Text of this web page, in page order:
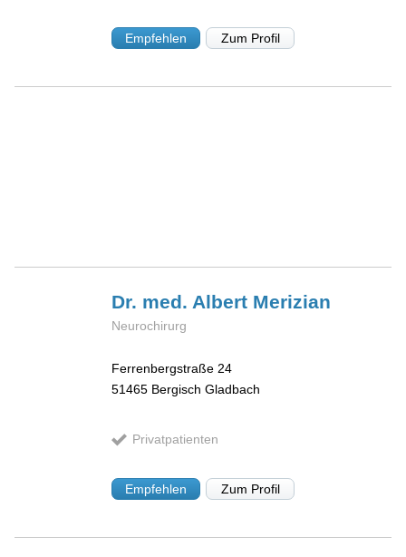
Empfehlen Zum Profil
Dr. med. Albert Merizian
Neurochirurg
Ferrenbergstraße 24
51465 Bergisch Gladbach
Privatpatienten
Empfehlen Zum Profil